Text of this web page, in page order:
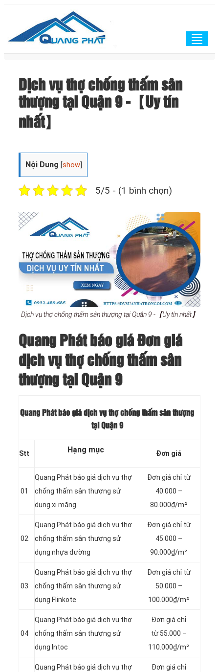
Dịch vụ thợ chống thấm sân
thượng tại Quận 9 -【Uy tín
nhất】
Nội Dung [show
5/5 - (1 bình chọn)
Dịch vụ thợ chống thấm sân thượng tại Quận 9 -【Uy tín nhất】
Quang Phát báo giá Đơn giá
dịch vụ thợ chống thấm sân
thượng tại Quận 9
Quang Phát báo giá dịch vụ thợ chống thấm sân thượng
tại Quận 9
Stt Hạng mục Đơn giá
01
Quang Phát báo giá dịch vụ thợ
chống thấm sân thượng sử
dụng xi măng
Đơn giá chỉ từ
40.000 –
80.000₫/m²
02
Quang Phát báo giá dịch vụ thợ
chống thấm sân thượng sử
dụng nhựa đường
Đơn giá chỉ từ
45.000 –
90.000₫/m²
03
Quang Phát báo giá dịch vụ thợ
chống thấm sân thượng sử
dụng Flinkote
Đơn giá chỉ từ
50.000 –
100.000₫/m²
04
Quang Phát báo giá dịch vụ thợ
chống thấm sân thượng sử
dụng Intoc
Đơn giá chỉ
từ 55.000 –
110.000₫/m²
Quang Phát báo giá dịch vụ thợ
Đơn giá chỉ